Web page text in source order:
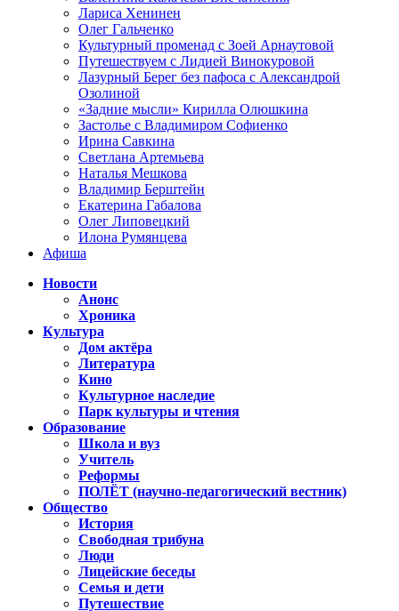
Лариса Хенинен
Олег Гальченко
Культурный променад с Зоей Арнаутовой
Путешествуем с Лидией Винокуровой
Лазурный Берег без пафоса с Александрой
Озолиной
«Задние мысли» Кирилла Олюшкина
Застолье с Владимиром Софиенко
Ирина Савкина
Светлана Артемьева
Наталья Мешкова
Владимир Берштейн
Екатерина Габалова
Олег Липовецкий
Илона Румянцева
Афиша
Новости
Анонс
Хроника
Культура
Дом актёра
Литература
Кино
Культурное наследие
Парк культуры и чтения
Образование
Школа и вуз
Учитель
Реформы
ПОЛЁТ (научно-педагогический вестник)
Общество
История
Свободная трибуна
Люди
Лицейские беседы
Семья и дети
Путешествие